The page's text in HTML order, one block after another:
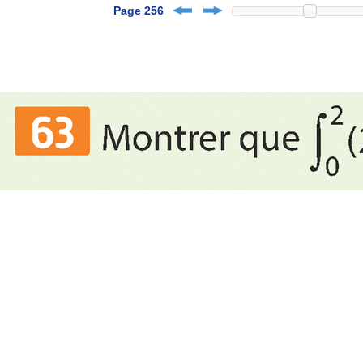
Page 256